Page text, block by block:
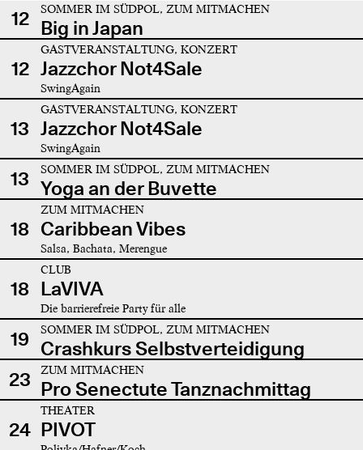
12
SOMMER IM SÜDPOL, ZUM MITMACHEN
Big in Japan
12
GASTVERANSTALTUNG, KONZERT
Jazzchor Not4Sale
SwingAgain
13
GASTVERANSTALTUNG, KONZERT
Jazzchor Not4Sale
SwingAgain
13 SOMMER IM SÜDPOL, ZUM MITMACHEN
Yoga an der Buvette
18
ZUM MITMACHEN
Caribbean Vibes
Salsa, Bachata, Merengue
18
CLUB
LaVIVA
Die barrierefreie Party für alle
19 SOMMER IM SÜDPOL, ZUM MITMACHEN
Crashkurs Selbstverteidigung
23
ZUM MITMACHEN
Pro Senectute Tanznachmittag
24
THEATER
PIVOT